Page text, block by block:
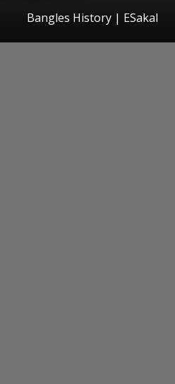
Bangles History | ESakal